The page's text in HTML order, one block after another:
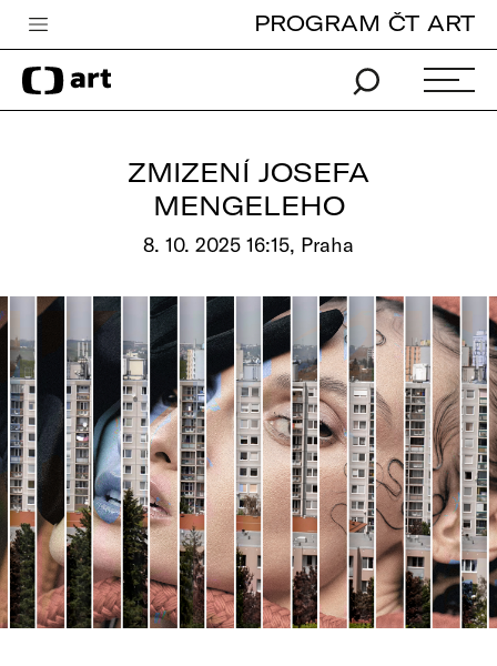
Česká televize
Zpravodajství
Vše o ČT
PROGRAM ČT ART
ZMIZENÍ JOSEFA
MENGELEHO
8. 10. 2025 16:15, Praha